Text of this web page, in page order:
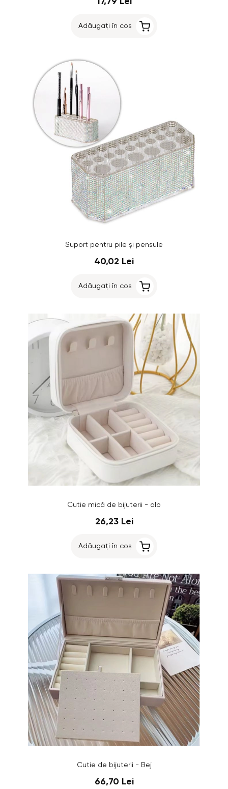
Adăugați în coș
Suport pentru pile și pensule
40,02 Lei
Adăugați în coș
Cutie mică de bijuterii - alb
26,23 Lei
Adăugați în coș
Cutie de bijuterii - Bej
66,70 Lei